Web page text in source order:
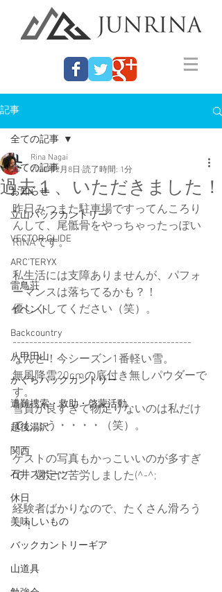
記事
全ての記事
お知らせ
立山バックカントリー
VECTOR GLIDE
ARC'TERYX
雷鳥荘
イベント
Backcountry
八甲田山
かぐらバックカントリー
遭難捜索・救助・啓蒙活動
越後湯沢
関西
石井スポーツ
休日
美味しいもの
バックカントリーギア
山道具
全ての記事
過去１、いただきました！
Rina Nagai
2020年2月8日 読了時間: 1分
昨日みつまた駐車場ですってんころり
んして、尾骶骨をやっちゃったっぽい
RINAです。
私生活には支障ありませんが、パフォ
ーマンスは落ちてるかも？！
優しくしてください（笑）。
-------------------------------------------
なんと！今シーズン1番軽い雪。
無風降雪20cmの底付き無しパウダーで
す。
雪質が良すぎて物足りないのは私だけ
でしょう・・・・（笑）。
ゲストの写真もかっこいいのが多すぎ
て、選定に苦労しました(^-^;
経験者ばかりなので、たくさん滑ろう
～！